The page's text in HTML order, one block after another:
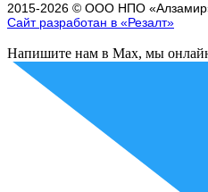
2015-2026 © ООО НПО
Сайт разработан в «Резалт»
Напишите нам в Max, мы